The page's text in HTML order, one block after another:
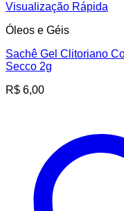
Visualização Rápida
Óleos e Géis
Sachê Gel Clitoriano
Secco 2g
R$ 6,00